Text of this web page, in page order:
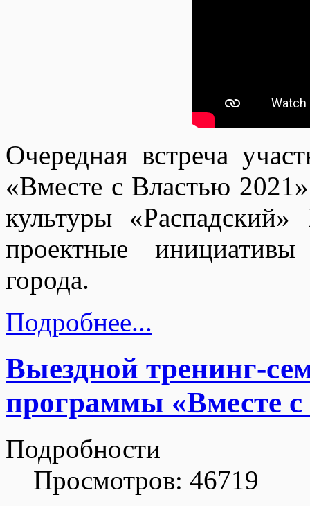
Очередная встреча
«Вместе с Властью
культуры
проектные
города.
Подробнее...
Выездной тренинг-
программы «Вместе с
Подробности
Просмотров: 46719